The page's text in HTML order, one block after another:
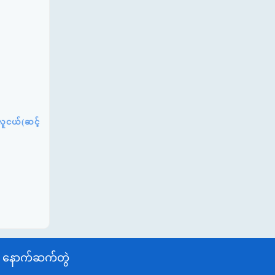
လူငယ်(ဆင့်
နောက်ဆက်တွဲ